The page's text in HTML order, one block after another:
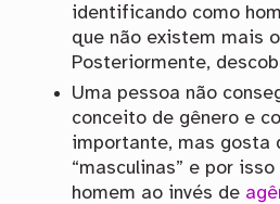
identificando como
que não existem mais
Posteriormente,
Uma pessoa não
conceito de gênero e
importante, mas gosta
“masculinas” e por
homem ao invés de